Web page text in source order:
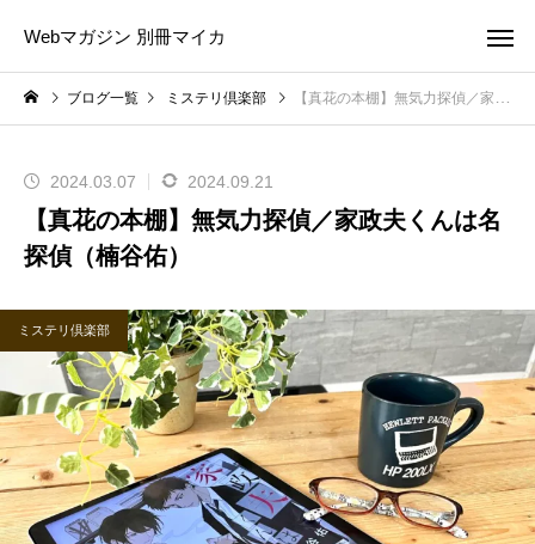
Webマガジン 別冊マイカ
ブログ一覧 ミステリ倶楽部 【真花の本棚】無気力探偵／家政夫くんは名探偵（楠谷佑）
2024.03.07 2024.09.21
【真花の本棚】無気力探偵／家政夫くんは名
探偵（楠谷佑）
ミステリ倶楽部